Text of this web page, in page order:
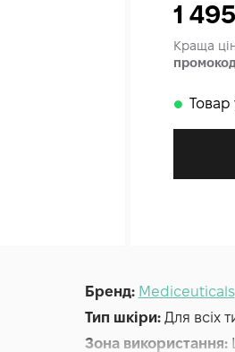
1
Краща
𒊹 Товар
Бренд: Mediceuticals
Тип шкіри: Для всіх
Зона використання: